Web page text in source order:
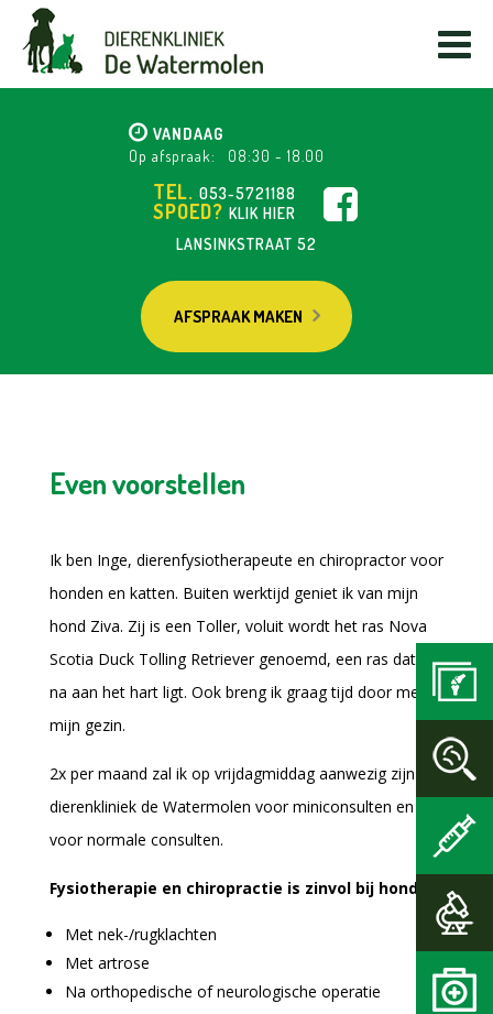
VANDAAG
Op afspraak:
08:30 -18.00
TEL. 053-5721188
SPOED? KLIK HIER
LANSINKSTRAAT 52
AFSPRAAK MAKEN
Even voorstellen
Ik ben Inge, dierenfysiotherapeute en chiropractor voor
honden en katten. Buiten werktijd geniet ik van mijn
hond Ziva. Zij is een Toller, voluit wordt het ras Nova
Scotia Duck Tolling Retriever genoemd, een ras dat mij
na aan het hart ligt. Ook breng ik graag tijd door met
mijn gezin.
2x per maand zal ik op vrijdagmiddag aanwezig zijn bij
dierenkliniek de Watermolen voor miniconsulten en
voor normale consulten.
Fysiotherapie en chiropractie is zinvol bij honden:
Met nek-/rugklachten
Met artrose
Na orthopedische of neurologische operatie